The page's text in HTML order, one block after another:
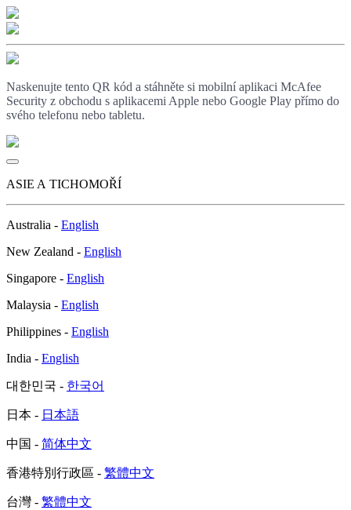
Naskenujte tento QR kód a stáhněte si mobilní aplikaci McAfee
Security z obchodu s aplikacemi Apple nebo Google Play přímo do
svého telefonu nebo tabletu.
ASIE A TICHOMOŘÍ
Australia - English
New Zealand - English
Singapore - English
Malaysia - English
Philippines - English
India - English
대한민국 - 한국어
日本 - 日本語
中国 - 简体中文
香港特別行政區 - 繁體中文
台灣 - 繁體中文